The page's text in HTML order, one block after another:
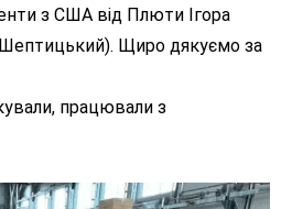
з США від Плюти Ігора
Щиро дякуємо за
працювали з